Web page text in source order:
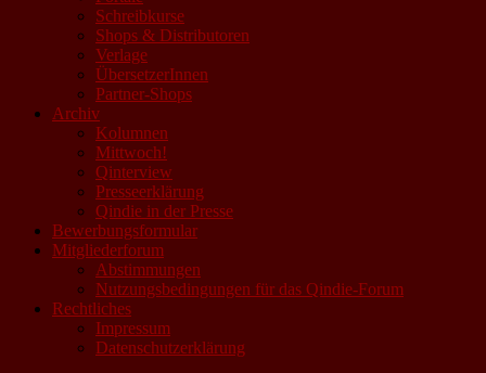
Schreibkurse
Shops & Distributoren
Verlage
ÜbersetzerInnen
Partner-Shops
Archiv
Kolumnen
Mittwoch!
Qinterview
Presseerklärung
Qindie in der Presse
Bewerbungsformular
Mitgliederforum
Abstimmungen
Nutzungsbedingungen für das Qindie-Forum
Rechtliches
Impressum
Datenschutzerklärung